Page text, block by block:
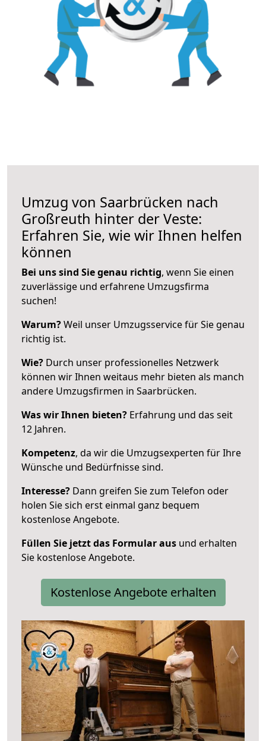
Umzug von Saarbrücken nach
Großreuth hinter der Veste:
Erfahren Sie, wie wir Ihnen helfen
können
Bei uns sind Sie genau richtig, wenn Sie einen
zuverlässige und erfahrene Umzugsfirma
suchen!
Warum?Weil unser Umzugsservice für Sie genau
richtig ist.
Wie? Durch unser professionelles Netzwerk
können wir Ihnen weitaus mehr bieten als manch
andere Umzugsfirmen in Saarbrücken.
Was wir Ihnen bieten? Erfahrung und das seit
12 Jahren.
Kompetenz, da wir die Umzugsexperten für Ihre
Wünsche und Bedürfnisse sind.
Interesse? Dann greifen Sie zum Telefon oder
holen Sie sich erst einmal ganz bequem
kostenlose Angebote.
Füllen Sie jetzt das Formular aus und erhalten
Sie kostenlose Angebote.
Kostenlose Angebote erhalten